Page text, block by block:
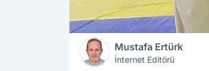
Mustafa Ertürk
İnternet Editörü